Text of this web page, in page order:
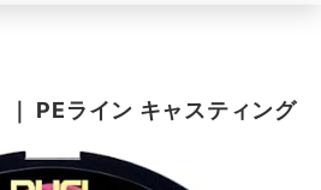
｜ PEライン キャスティング